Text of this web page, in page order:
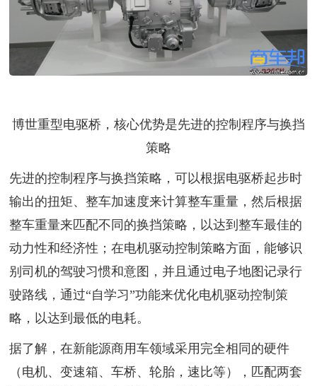
博世重型电驱桥，核心优势是先进的控制程序与换挡
策略
先进的控制程序与换挡策略，可以根据电驱桥起步时
输出的扭矩、整车加速度来计算整车重量，然后根据
整车重量来匹配不同的换挡策略，以达到整车最佳的
动力性和经济性；在电机驱动控制策略方面，能够识
别司机的驾驶习惯和意图，并且通过电子地图记录行
驶路线，通过“自学习”功能来优化电机驱动控制策
略，以达到最低的电耗。
据了解，在新能源商用车领域采用完全相同的硬件
（电机、变速箱、车桥、轮胎，速比等），匹配两套